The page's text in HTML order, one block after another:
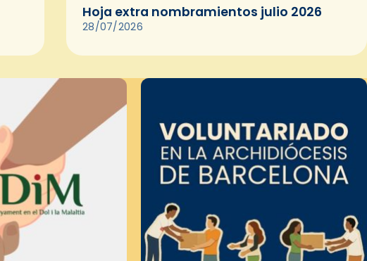
Hoja extra nombramientos julio 2026
28/07/2026